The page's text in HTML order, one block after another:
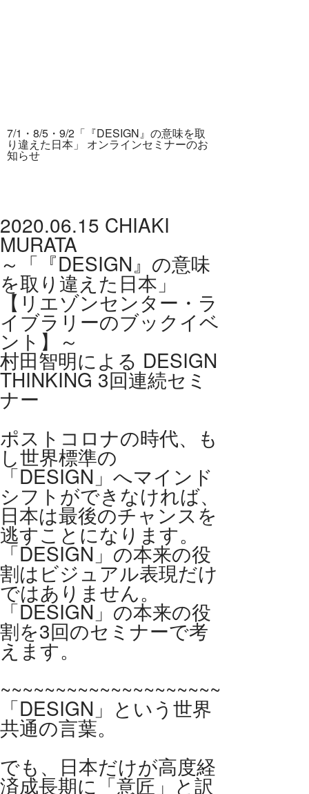
7/1・8/5・9/2「『DESIGN』の意味を取
り違えた日本」 オンラインセミナーのお
知らせ
2020.06.15 CHIAKI
MURATA
～「『DESIGN』の意味
を取り違えた日本」
【リエゾンセンター・ラ
イブラリーのブックイベ
ント】～
村田智明による DESIGN
THINKING 3回連続セミ
ナー
ポストコロナの時代、も
し世界標準の
「DESIGN」へマインド
シフトができなければ、
日本は最後のチャンスを
逃すことになります。
「DESIGN」の本来の役
割はビジュアル表現だけ
ではありません。
「DESIGN」の本来の役
割を3回のセミナーで考
えます。
「DESIGN」という世界
共通の言葉。
でも、日本だけが高度経
済成長期に「意匠」と訳